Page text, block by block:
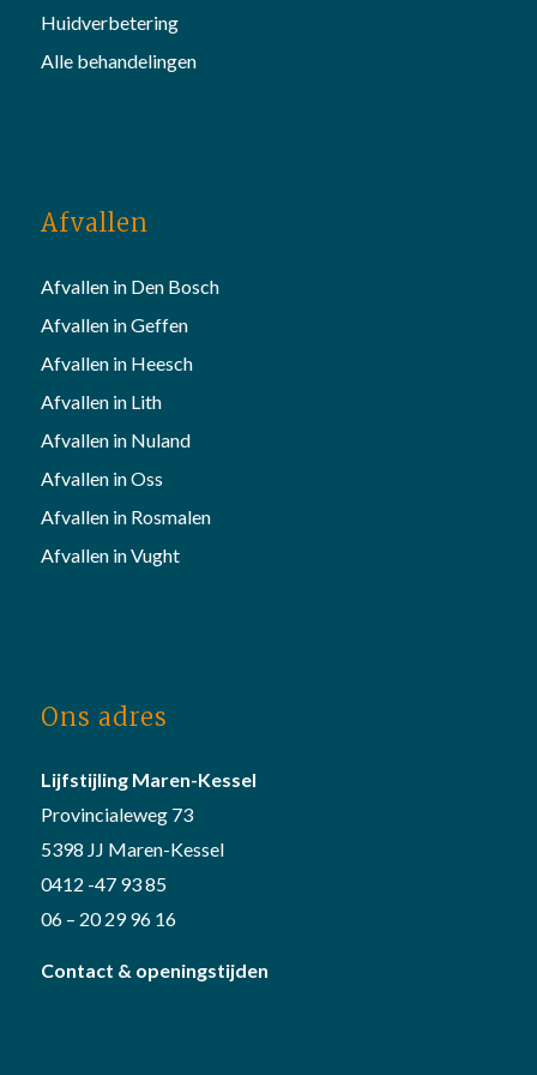
Huidverbetering
Alle behandelingen
Afvallen
Afvallen in Den Bosch
Afvallen in Geffen
Afvallen in Heesch
Afvallen in Lith
Afvallen in Nuland
Afvallen in Oss
Afvallen in Rosmalen
Afvallen in Vught
Ons adres
Lijfstijling Maren-Kessel
Provincialeweg 73
5398 JJ Maren-Kessel
0412 -47 93 85
06 – 20 29 96 16
Contact & openingstijden